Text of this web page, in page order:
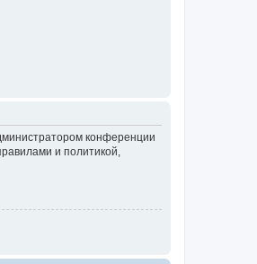
конференции
и политикой,